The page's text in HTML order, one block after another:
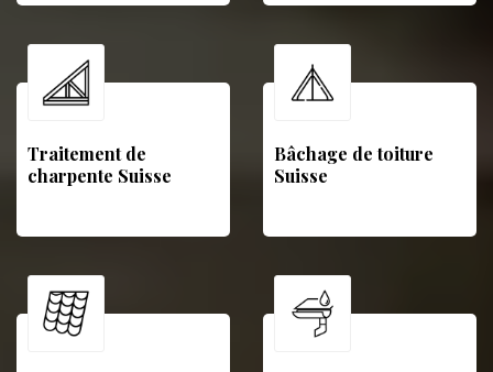
Traitement de
charpente Suisse
Bâchage de toiture
Suisse